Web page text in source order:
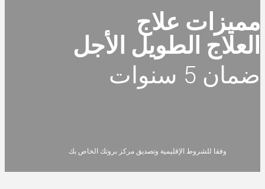
مميزات علاج
العلاج الطويل الأجل
ضمان 5 سنوات
وفقا للشروط الإقليمية وتصديق مركز بروتك الخاص بك